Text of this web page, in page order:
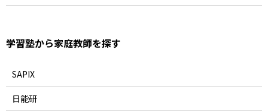
学習塾から家庭教師を探す
SAPIX
日能研